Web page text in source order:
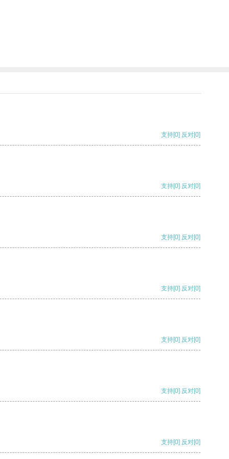
支持[0] 反对[0]
支持[0] 反对[0]
支持[0] 反对[0]
支持[0] 反对[0]
支持[0] 反对[0]
支持[0] 反对[0]
支持[0] 反对[0]